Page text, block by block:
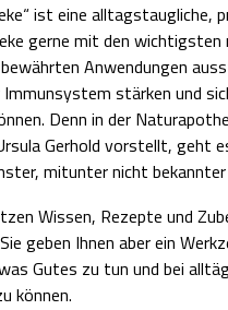
ist eine alltagstaugliche,
gerne mit den wichtigsten
Anwendungen
Immunsystem stärken und
Denn in der
Gerhold vorstellt, geht
mitunter nicht
Wissen, Rezepte und
geben Ihnen aber ein
Gutes zu tun und bei
können.